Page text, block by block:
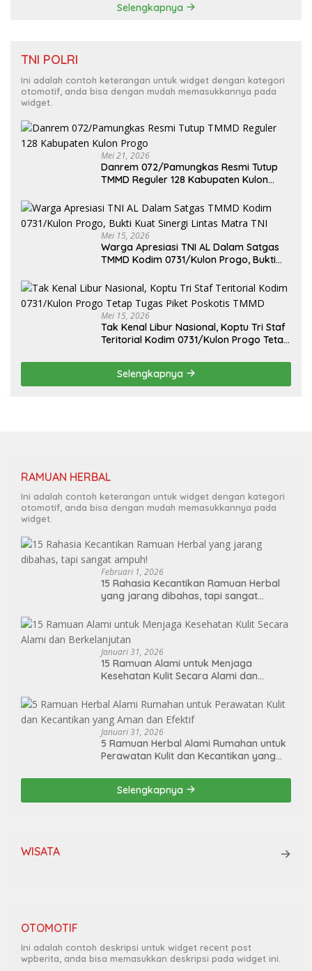
Selengkapnya
TNI POLRI
Ini adalah contoh keterangan untuk widget dengan kategori
otomotif, anda bisa dengan mudah memasukkannya pada
widget.
Mei 21, 2026
Danrem 072/Pamungkas Resmi Tutup
TMMD Reguler 128 Kabupaten Kulon
Mei 15, 2026
Warga Apresiasi TNI AL Dalam Satgas
TMMD Kodim 0731/Kulon Progo, Bukti
Mei 15, 2026
Tak Kenal Libur Nasional, Koptu Tri Staf
Teritorial Kodim 0731/Kulon Progo Tetap
Selengkapnya
RAMUAN HERBAL
Ini adalah contoh keterangan untuk widget dengan kategori
otomotif, anda bisa dengan mudah memasukkannya pada
widget.
Februari 1, 2026
15 Rahasia Kecantikan Ramuan Herbal
yang jarang dibahas, tapi sangat
Januari 31, 2026
15 Ramuan Alami untuk Menjaga
Kesehatan Kulit Secara Alami dan
Januari 31, 2026
5 Ramuan Herbal Alami Rumahan untuk
Perawatan Kulit dan Kecantikan yang
Selengkapnya
WISATA
OTOMOTIF
Ini adalah contoh deskripsi untuk widget recent post
wpberita, anda bisa memasukkan deskripsi pada widget ini.